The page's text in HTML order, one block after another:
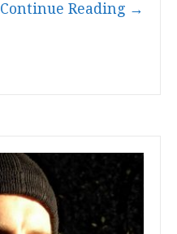
Continue Reading →